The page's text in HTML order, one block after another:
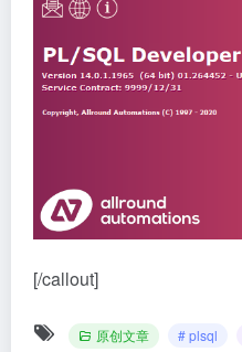
[/callout]
原创文章 # plsql